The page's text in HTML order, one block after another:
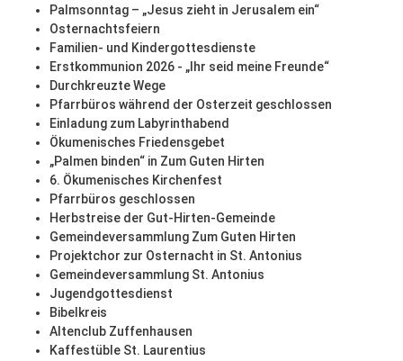
Palmsonntag – „Jesus zieht in Jerusalem ein“
Osternachtsfeiern
Familien- und Kindergottesdienste
Erstkommunion 2026 - „Ihr seid meine Freunde“
Durchkreuzte Wege
Pfarrbüros während der Osterzeit geschlossen
Einladung zum Labyrinthabend
Ökumenisches Friedensgebet
„Palmen binden“ in Zum Guten Hirten
6. Ökumenisches Kirchenfest
Pfarrbüros geschlossen
Herbstreise der Gut-Hirten-Gemeinde
Gemeindeversammlung Zum Guten Hirten
Projektchor zur Osternacht in St. Antonius
Gemeindeversammlung St. Antonius
Jugendgottesdienst
Bibelkreis
Altenclub Zuffenhausen
Kaffestüble St. Laurentius